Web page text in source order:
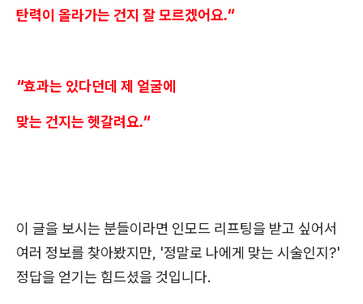
탄력이 올라가는 건지 잘 모르겠어요."
"효과는 있다던데 제 얼굴에
맞는 건지는 헷갈려요."
이 글을 보시는 분들이라면 인모드 리프팅을 받고 싶어서
여러 정보를 찾아봤지만, '정말로 나에게 맞는 시술인지?'
정답을 얻기는 힘드셨을 것입니다.